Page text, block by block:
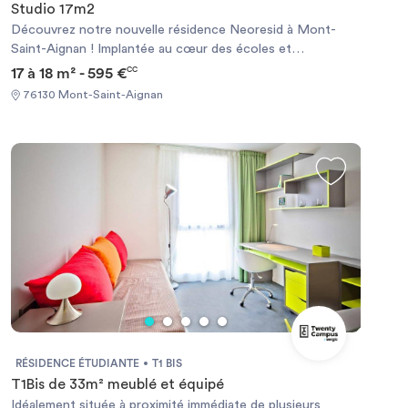
Studio 17m2
Découvrez notre nouvelle résidence Neoresid à Mont-
Saint-Aignan ! Implantée au cœur des écoles et
universités, cette résidence pensée pour les étudiants et
jeunes actifs proposera des logements tout confort,
entièrement meublés, équipés et modernes, alliant
logement : c’est un véritable lieu de vie coliving nouvelle
génération, conçu pour favoriser les échanges, la
convivialité et le bien-être au quotidien. Rejoignez une
communauté dynamique dans un cadre moderne,
confortable et sécurisé, à deux pas de votre campus.
17 à 18 m² - 595 €CC
76130 Mont-Saint-Aignan
RÉSIDENCE ÉTUDIANTE T1 BIS
T1Bis de 33m² meublé et équipé
Idéalement située à proximité immédiate de plusieurs